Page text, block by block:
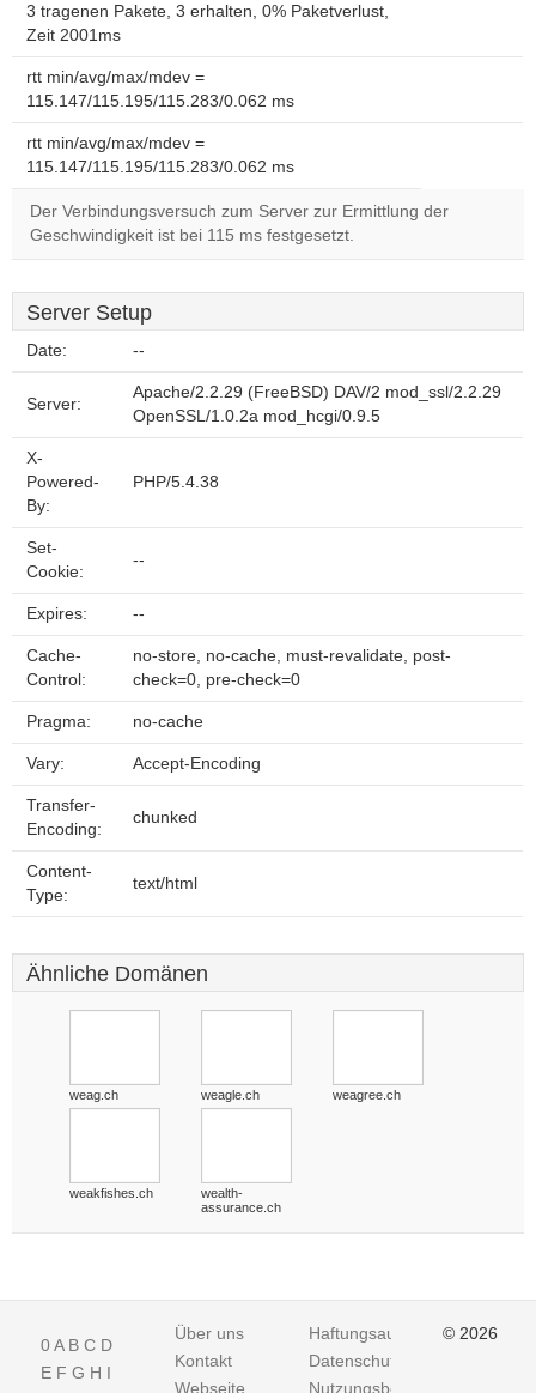
3 tragenen Pakete, 3 erhalten, 0% Paketverlust,
Zeit 2001ms
rtt min/avg/max/mdev =
115.147/115.195/115.283/0.062 ms
rtt min/avg/max/mdev =
115.147/115.195/115.283/0.062 ms
Der Verbindungsversuch zum Server zur Ermittlung der
Geschwindigkeit ist bei 115 ms festgesetzt.
Server Setup
Date: --
Server:
Apache/2.2.29 (FreeBSD) DAV/2 mod_ssl/2.2.29
OpenSSL/1.0.2a mod_hcgi/0.9.5
X-
Powered-
By:
PHP/5.4.38
Set-
Cookie:
--
Expires: --
Cache-
Control:
no-store, no-cache, must-revalidate, post-
check=0, pre-check=0
Pragma: no-cache
Vary: Accept-Encoding
Transfer-
Encoding:
chunked
Content-
Type:
text/html
Ähnliche Domänen
weag.ch weagle.ch weagree.ch
weakfishes.ch
wealth-
assurance.ch
0A B C D
E F G H I
Über uns
Kontakt
Webseite
Haftungsausschluss
Datenschutz
Nutzungsbedingungen
© 2026